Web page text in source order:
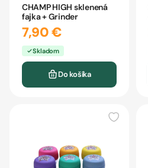
CHAMP HIGH sklenená
fajka + Grinder
7,90 €
Skladom
Do košíka